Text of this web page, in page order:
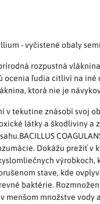
- vyčistené obaly
rozpustná
ocenia ľudia citliví na iné
ktorá nie je
v tekutine znásobí svoj
látky a škodliviny a
Dokážu prežiť v
výrobkoch,
stave, kde
baktérie.
menšom množstve vody